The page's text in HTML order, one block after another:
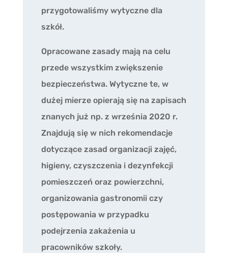
przygotowaliśmy wytyczne dla
szkół.
Opracowane zasady mają na celu
przede wszystkim zwiększenie
bezpieczeństwa. Wytyczne te, w
dużej mierze opierają się na zapisach
znanych już np. z września 2020 r.
Znajdują się w nich rekomendacje
dotyczące zasad organizacji zajęć,
higieny, czyszczenia i dezynfekcji
pomieszczeń oraz powierzchni,
organizowania gastronomii czy
postępowania w przypadku
podejrzenia zakażenia u
pracowników szkoły.